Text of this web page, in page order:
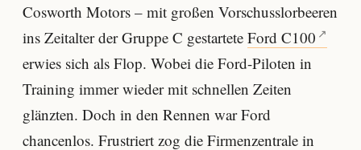
Cosworth Motors – mit großen Vorschusslorbeeren
ins Zeitalter der Gruppe C gestartete Ford C100
erwies sich als Flop. Wobei die Ford-Piloten in
Training immer wieder mit schnellen Zeiten
glänzten. Doch in den Rennen war Ford
chancenlos. Frustriert zog die Firmenzentrale in